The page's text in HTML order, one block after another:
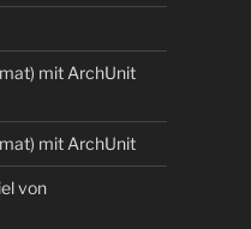
mit ArchUnit
mit ArchUnit
von